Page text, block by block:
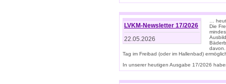
LVKM-Newsletter 17/2026
22.05.2026
…
Die
davon.
Tag im Freibad (oder im Hallenbad)
In unserer heutigen Ausgabe 17/2026